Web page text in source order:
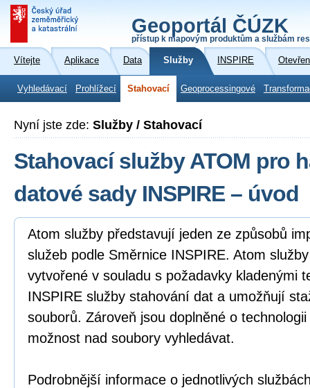
Geoportál ČÚZK
přístup k mapovým produktům a službám
Vítejte Aplikace Data Služby INSPIRE
Vyhledávací Prohlížecí Stahovací Geoprocessingové
Nyní jste zde: Služby / Stahovací
Stahovací služby ATOM pro
datové sady INSPIRE – úvod
Atom služby představují jeden ze způsobů
služeb podle Směrnice INSPIRE. Atom
vytvořené v souladu s požadavky kladenými
INSPIRE služby stahování dat a umožňují
souborů. Zároveň jsou doplněné o
možnost nad soubory vyhledávat.
Podrobnější informace o jednotlivých